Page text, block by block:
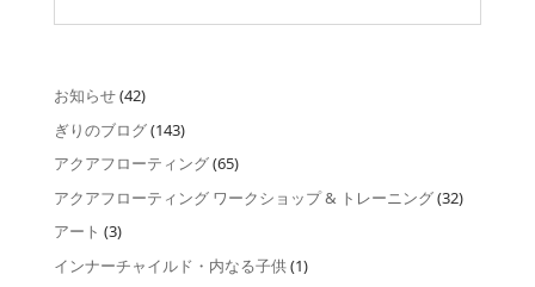
お知らせ(42)
ぎりのブログ(143)
アクアフローティング(65)
アクアフローティング ワークショップ & トレーニング(32)
アート (3)
インナーチャイルド・内なる子供(1)